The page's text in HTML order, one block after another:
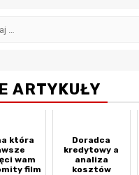
ARTYKUŁY
która
wam
film
Doradca
kredytowy a
analiza
kosztów